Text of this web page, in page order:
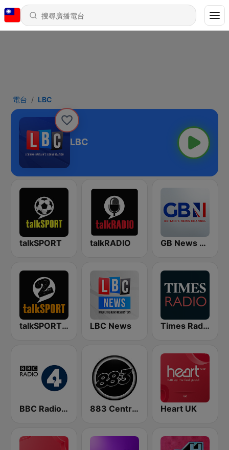
電台 LBC
LBC
talkSPORT talkRADIO GB News Radio
talkSPORT 2 LBC News Times Radio
BBC Radio 4 883 Centreforce radio Heart UK